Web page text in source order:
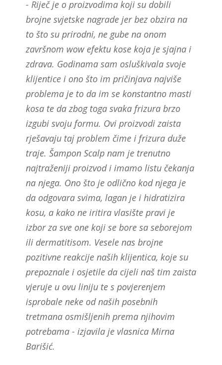
- Riječ je o proizvodima koji su dobili
brojne svjetske nagrade jer bez obzira na
to što su prirodni, ne gube na onom
završnom wow efektu kose koja je sjajna i
zdrava. Godinama sam osluškivala svoje
klijentice i ono što im pričinjava najviše
problema je to da im se konstantno masti
kosa te da zbog toga svaka frizura brzo
izgubi svoju formu. Ovi proizvodi zaista
rješavaju taj problem čime i frizura duže
traje. Šampon Scalp nam je trenutno
najtraženiji proizvod i imamo listu čekanja
na njega. Ono što je odlično kod njega je
da odgovara svima, lagan je i hidratizira
kosu, a kako ne iritira vlasište pravi je
izbor za sve one koji se bore sa seborejom
ili dermatitisom. Vesele nas brojne
pozitivne reakcije naših klijentica, koje su
prepoznale i osjetile da cijeli naš tim zaista
vjeruje u ovu liniju te s povjerenjem
isprobale neke od naših posebnih
tretmana osmišljenih prema njihovim
potrebama - izjavila je vlasnica Mirna
Barišić.